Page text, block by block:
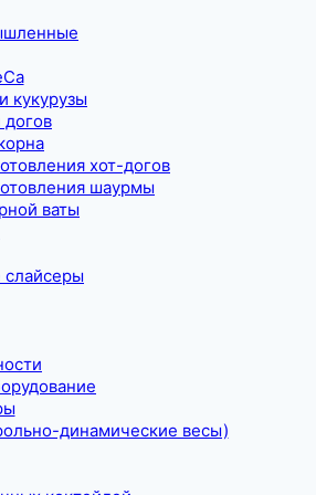
кукурузы
хот-догов
шаурмы
ваты
слайсеры
динамические весы)